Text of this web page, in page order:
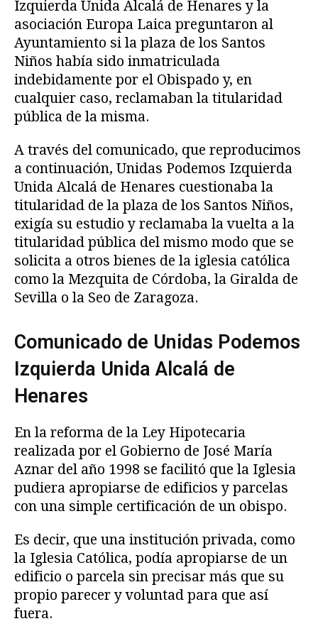
Izquierda Unida Alcalá de Henares y la
asociación Europa Laica preguntaron al
Ayuntamiento si la plaza de los Santos
Niños había sido inmatriculada
indebidamente por el Obispado y, en
cualquier caso, reclamaban la titularidad
pública de la misma.
A través del comunicado, que reproducimos
a continuación, Unidas Podemos Izquierda
Unida Alcalá de Henares cuestionaba la
titularidad de la plaza de los Santos Niños,
exigía su estudio y reclamaba la vuelta a la
titularidad pública del mismo modo que se
solicita a otros bienes de la iglesia católica
como la Mezquita de Córdoba, la Giralda de
Sevilla o la Seo de Zaragoza.
Comunicado de Unidas Podemos
Izquierda Unida Alcalá de
Henares
En la reforma de la Ley Hipotecaria
realizada por el Gobierno de José María
Aznar del año 1998 se facilitó que la Iglesia
pudiera apropiarse de edificios y parcelas
con una simple certificación de un obispo.
Es decir, que una institución privada, como
la Iglesia Católica, podía apropiarse de un
edificio o parcela sin precisar más que su
propio parecer y voluntad para que así
fuera.